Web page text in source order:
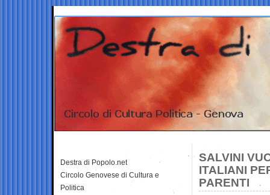
SALVINI
ITALIANI
PARENTI
Destra di Popolo.net
Circolo Genovese di Cultura e
Politica